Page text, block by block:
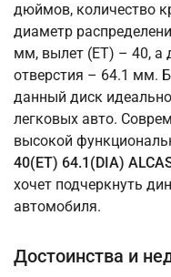
дюймов, количество
диаметр
мм, вылет (ET) – 40, а
отверстия – 64.1 мм.
данный диск
легковых авто.
высокой
40(ET) 64.1(DIA)
хочет подчеркнуть
автомобиля.
Достоинства и